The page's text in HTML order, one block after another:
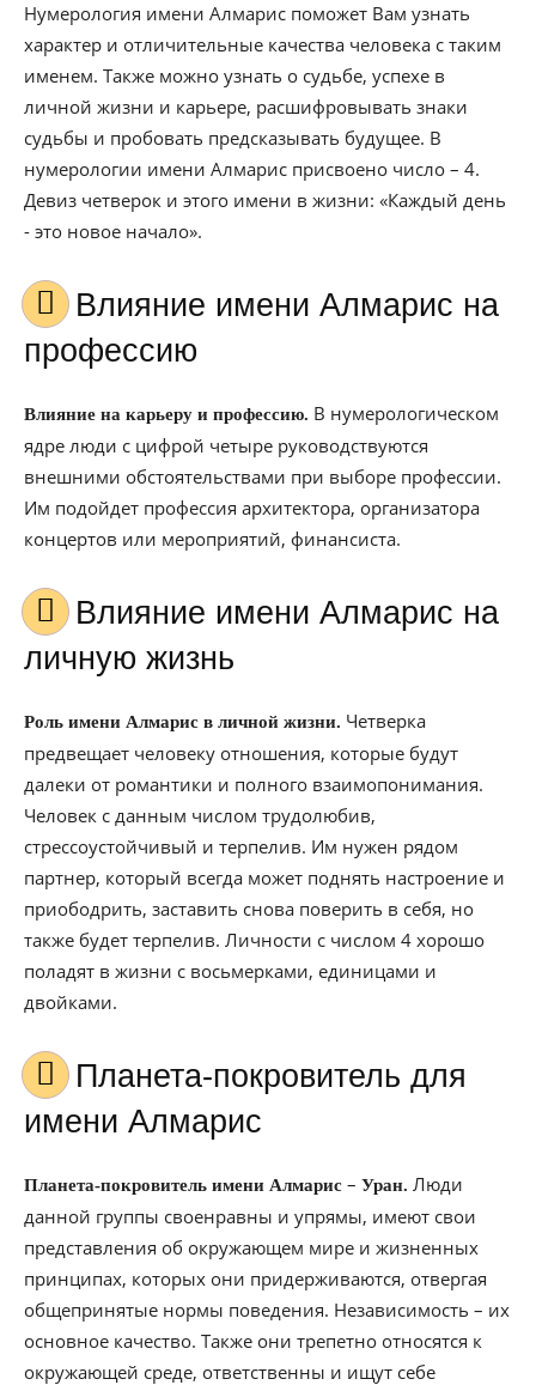
Нумерология имени Алмарис поможет Вам узнать
характер и отличительные качества человека с таким
именем. Также можно узнать о судьбе, успехе в
личной жизни и карьере, расшифровывать знаки
судьбы и пробовать предсказывать будущее. В
нумерологии имени Алмарис присвоено число – 4.
Девиз четверок и этого имени в жизни: «Каждый день
- это новое начало».
Влияние имени Алмарис на
профессию
Влияние на карьеру и профессию. В нумерологическом
ядре люди с цифрой четыре руководствуются
внешними обстоятельствами при выборе профессии.
Им подойдет профессия архитектора, организатора
концертов или мероприятий, финансиста.
Влияние имени Алмарис на
личную жизнь
Роль имени Алмарис в личной жизни. Четверка
предвещает человеку отношения, которые будут
далеки от романтики и полного взаимопонимания.
Человек с данным числом трудолюбив,
стрессоустойчивый и терпелив. Им нужен рядом
партнер, который всегда может поднять настроение и
приободрить, заставить снова поверить в себя, но
также будет терпелив. Личности с числом 4 хорошо
поладят в жизни с восьмерками, единицами и
двойками.
Планета-покровитель для
имени Алмарис
Планета-покровитель имени Алмарис – Уран. Люди
данной группы своенравны и упрямы, имеют свои
представления об окружающем мире и жизненных
принципах, которых они придерживаются, отвергая
общепринятые нормы поведения. Независимость – их
основное качество. Также они трепетно относятся к
окружающей среде, ответственны и ищут себе